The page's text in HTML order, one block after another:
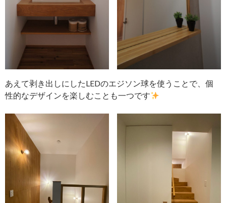
あえて剥き出しにしたLEDのエジソン球を使うことで、個
性的なデザインを楽しむことも一つです